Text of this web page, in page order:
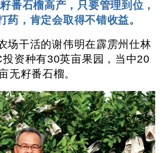
番石榴高产，只要管理到位，
药，肯定会取得不错收益。
场干活的谢伟明在霹雳州仕林
资种有30英亩果园，当中20
无籽番石榴。